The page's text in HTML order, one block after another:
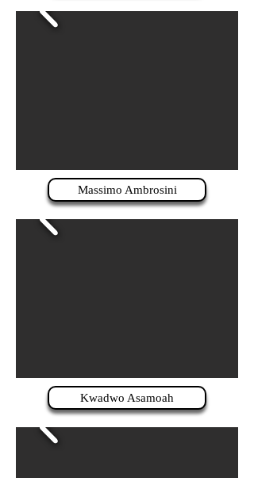
Massimo Ambrosini
Kwadwo Asamoah